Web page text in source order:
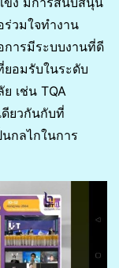
วมใจทำงาน
ารมีระบบงานที่ดี
อมรับในระดับ
เช่น TQA
ดียวกันกับที่
กลไกในการ